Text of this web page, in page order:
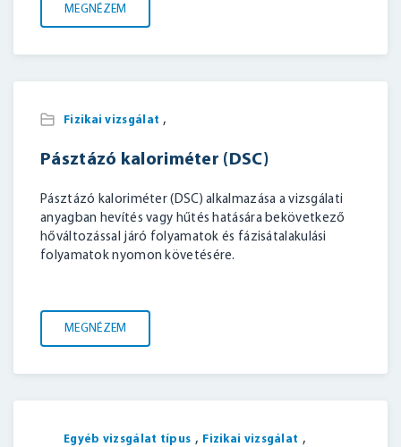
MEGNÉZEM
Fizikai vizsgálat ,
Pásztázó kaloriméter (DSC)
Pásztázó kaloriméter (DSC) alkalmazása a vizsgálati
anyagban hevítés vagy hűtés hatására bekövetkező
hőváltozással járó folyamatok és fázisátalakulási
folyamatok nyomon követésére.
MEGNÉZEM
Egyéb vizsgálat típus , Fizikai vizsgálat ,